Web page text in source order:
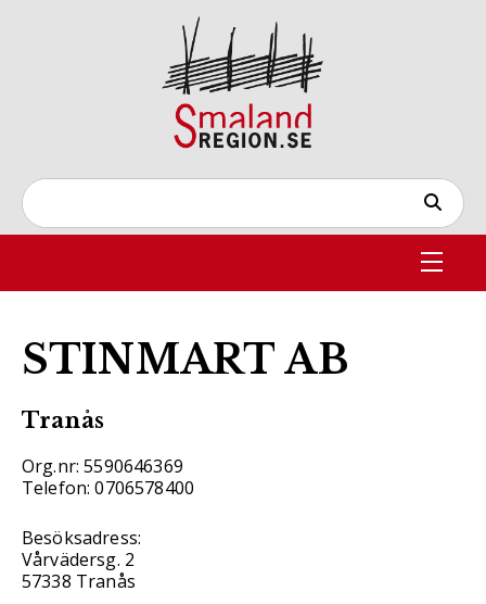
STINMART AB
Tranås
Org.nr: 5590646369
Telefon: 0706578400
Besöksadress:
Vårvädersg. 2
57338 Tranås